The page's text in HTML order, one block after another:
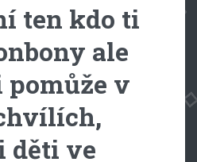
ten kdo ti
ale
v
děti ve